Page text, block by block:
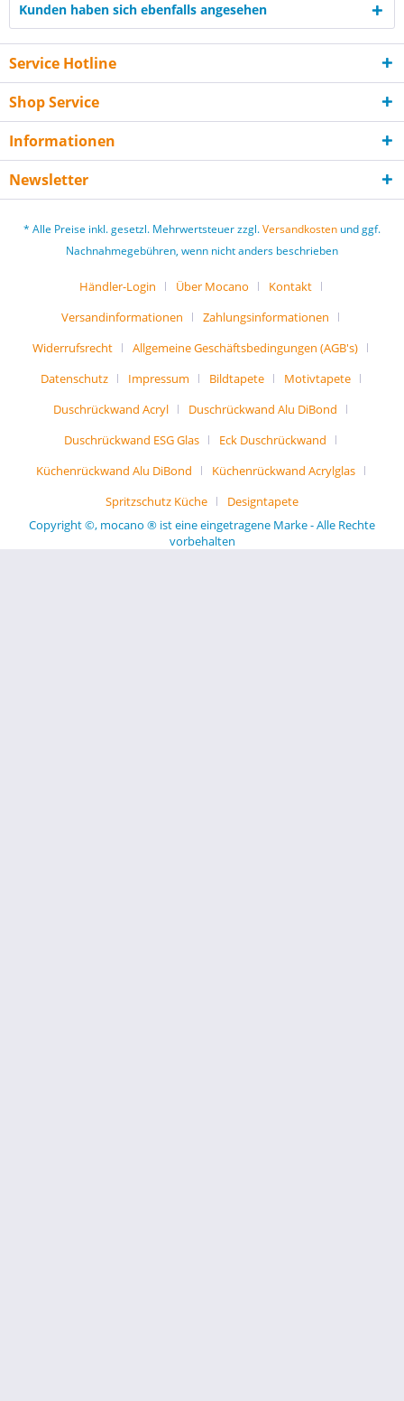
Kunden haben sich ebenfalls angesehen
Service Hotline
Shop Service
Informationen
Newsletter
* Alle Preise inkl. gesetzl. Mehrwertsteuer zzgl.Versandkosten und ggf.
Nachnahmegebühren, wenn nicht anders beschrieben
Händler-Login Über Mocano
Kontakt
Versandinformationen
Zahlungsinformationen
Widerrufsrecht
Allgemeine Geschäftsbedingungen (AGB's)
Datenschutz
Impressum Bildtapete
Motivtapete
Duschrückwand Acryl
Duschrückwand Alu DiBond
Duschrückwand ESG Glas
Eck Duschrückwand
Küchenrückwand Alu DiBond
Küchenrückwand Acrylglas
Spritzschutz Küche
Designtapete
Copyright ©, mocano ® ist eine eingetragene Marke - Alle Rechte
vorbehalten